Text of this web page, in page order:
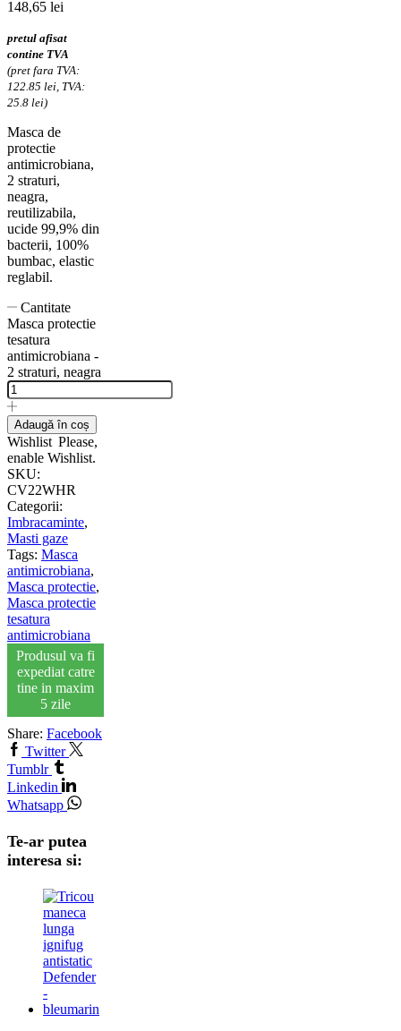
148,65 lei
pretul afisat
contine TVA
(pret fara TVA:
122.85 lei, TVA:
25.8 lei)
Masca de
protectie
antimicrobiana,
2 straturi,
neagra,
reutilizabila,
ucide 99,9% din
bacterii, 100%
bumbac, elastic
reglabil.
Cantitate
Masca protectie
tesatura
antimicrobiana -
2 straturi, neagra
Adaugă în coș
Wishlist Please,
enable Wishlist.
SKU:
CV22WHR
Categorii:
Imbracaminte,
Masti gaze
Tags: Masca
antimicrobiana,
Masca protectie,
Masca protectie
tesatura
antimicrobiana
Produsul va fi
expediat catre
tine in maxim
5 zile
Share: Facebook
Twitter
Tumblr
Linkedin
Whatsapp
Te-ar putea
interesa si: